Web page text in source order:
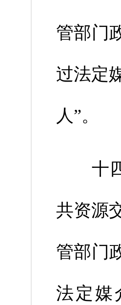
管部门
过法定
人”。
十四
共资源
管部门
法定媒